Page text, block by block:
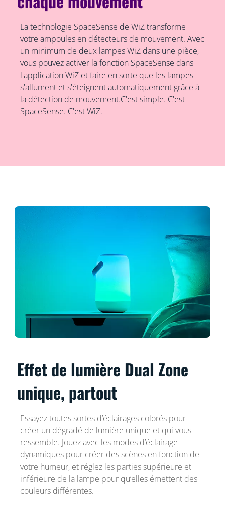
La technologie SpaceSense de WiZ transforme
votre ampoules en détecteurs de mouvement. Avec
un minimum de deux lampes WiZ dans une pièce,
vous pouvez activer la fonction SpaceSense dans
l'application WiZ et faire en sorte que les lampes
s'allument et s'éteignent automatiquement grâce à
la détection de mouvement.C'est simple. C'est
SpaceSense. C'est WiZ.
Effet de lumière Dual Zone
unique, partout
Essayez toutes sortes d’éclairages colorés pour
créer un dégradé de lumière unique et qui vous
ressemble. Jouez avec les modes d’éclairage
dynamiques pour créer des scènes en fonction de
votre humeur, et réglez les parties supérieure et
inférieure de la lampe pour qu’elles émettent des
couleurs différentes.